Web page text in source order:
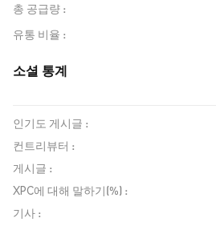
총 공급량
유통 비율
소셜 통계
인기도 게시글 :
컨트리뷰터 :
게시글 :
XPC에 대해 말하기(%) :
기사 :